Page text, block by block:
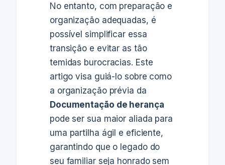
No entanto, com preparação e
organização adequadas, é
possível simplificar essa
transição e evitar as tão
temidas burocracias. Este
artigo visa guiá-lo sobre como
a organização prévia da
Documentação de herança
pode ser sua maior aliada para
uma partilha ágil e eficiente,
garantindo que o legado do
seu familiar seja honrado sem